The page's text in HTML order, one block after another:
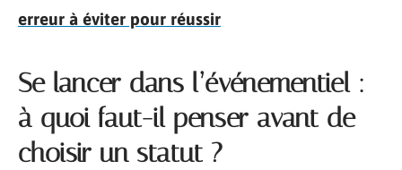
erreur à éviter pour réussir
Se lancer dans l’événementiel :
à quoi faut-il penser avant de
choisir un statut ?